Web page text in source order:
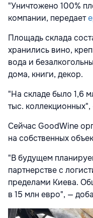
"Уничтожено 100%
компании, передает
Площадь склада
хранились вино,
вода и
дома, книги, декор.
"На складе было 1,6
тыс.
Сейчас GoodWine
на собственных
"В будущем
партнерстве с
пределами Киева.
в 15 млн евро", —